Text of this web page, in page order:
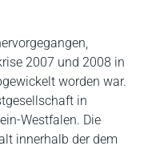
2007 und 2008 in
worden war.
in
Westfalen. Die
innerhalb der dem